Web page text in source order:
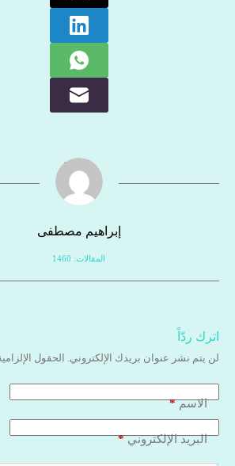
إبراهيم مصطفى
المقالات: 1460
اترك ردّاً
لن يتم نشر عنوان بريدك الإلكتروني. الحقول
الاسم*
البريد الإلكتروني*